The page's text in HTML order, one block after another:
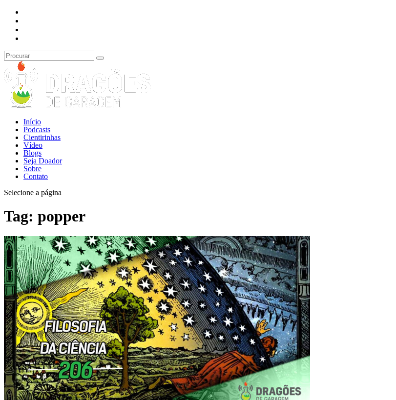
Início
Podcasts
Cientirinhas
Vídeo
Blogs
Seja Doador
Sobre
Contato
Selecione a página
Tag: popper